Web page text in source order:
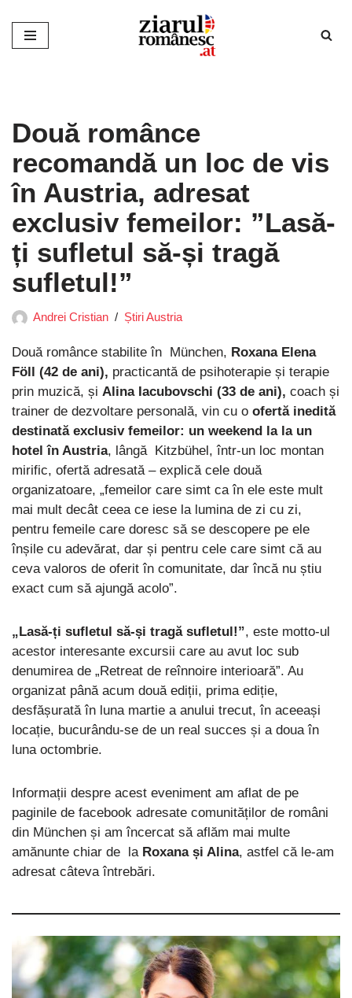
Sari
Două românce
recomandă un loc de vis
în Austria, adresat
exclusiv femeilor: ”Lasă-
ți sufletul să-și tragă
sufletul!”
Andrei Cristian Știri Austria
Două românce stabilite în München, Roxana Elena
Föll (42 de ani), practicantă de psihoterapie și terapie
prin muzică, și Alina Iacubovschi (33 de ani), coach și
trainer de dezvoltare personală, vin cu o ofertă inedită
destinată exclusiv femeilor: un weekend la la un
hotel în Austria, lângă Kitzbühel, într-un loc montan
mirific, ofertă adresată – explică cele două
organizatoare, „femeilor care simt ca în ele este mult
mai mult decât ceea ce iese la lumina de zi cu zi,
pentru femeile care doresc să se descopere pe ele
înșile cu adevărat, dar și pentru cele care simt că au
ceva valoros de oferit în comunitate, dar încă nu știu
exact cum să ajungă acolo”.
„Lasă-ți sufletul să-și tragă sufletul!”, este motto-ul
acestor interesante excursii care au avut loc sub
denumirea de „Retreat de reînnoire interioară”. Au
organizat până acum două ediții, prima ediție,
desfășurată în luna martie a anului trecut, în aceeași
locație, bucurându-se de un real succes și a doua în
luna octombrie.
Informații despre acest eveniment am aflat de pe
paginile de facebook adresate comunităților de români
din München și am încercat să aflăm mai multe
amănunte chiar de la Roxana și Alina, astfel că le-am
adresat câteva întrebări.